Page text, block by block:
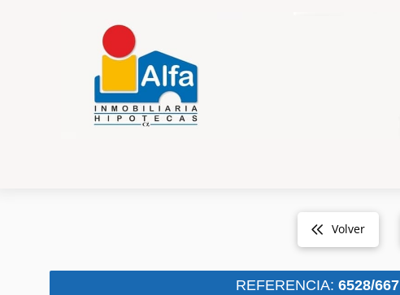
Volver
REFERENCIA: 6528/667